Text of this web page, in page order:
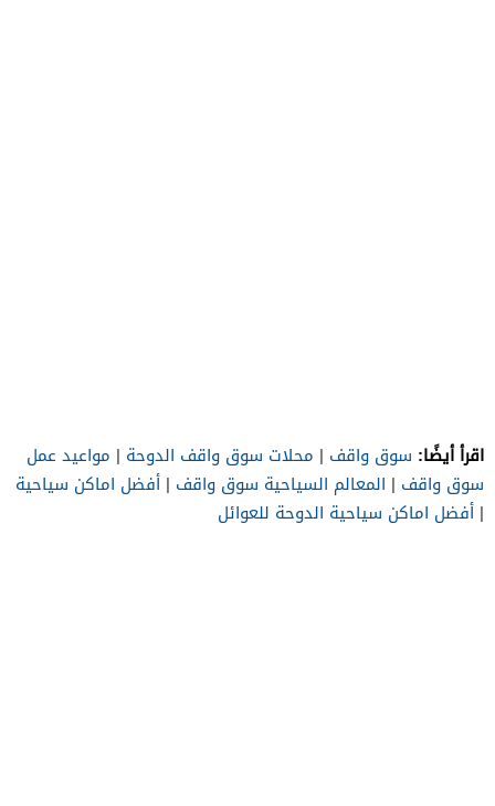
اقرأ أيضًا: سوق واقف | محلات سوق واقف الدوحة | مواعيد عمل
سوق واقف | المعالم السياحية سوق واقف | أفضل اماكن سياحية
| أفضل اماكن سياحية الدوحة للعوائل